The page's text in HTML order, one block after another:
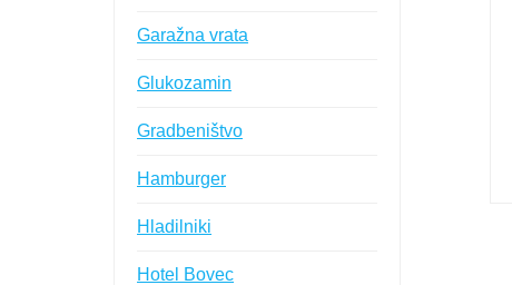
Garažna vrata
Glukozamin
Gradbeništvo
Hamburger
Hladilniki
Hotel Bovec